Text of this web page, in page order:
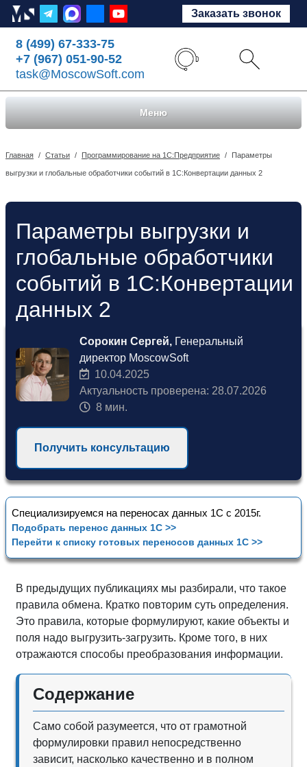
Заказать звонок
8 (499) 67-333-75
+7 (967) 051-90-52
task@MoscowSoft.com
Меню
Главная / Статьи / Программирование на 1С:Предприятие / Параметры
выгрузки и глобальные обработчики событий в 1С:Конвертации данных 2
Параметры выгрузки и
глобальные обработчики
событий в 1С:Конвертации
данных 2
Сорокин Сергей, Генеральный
директор MoscowSoft
10.04.2025
Актуальность проверена: 28.07.2026
8 мин.
Получить консультацию
Специализируемся на переносах данных 1С с 2015г.
Подобрать перенос данных 1С >>
Перейти к списку готовых переносов данных 1С >>
В предыдущих публикациях мы разбирали, что такое
правила обмена. Кратко повторим суть определения.
Это правила, которые формулируют, какие объекты и
поля надо выгрузить-загрузить. Кроме того, в них
отражаются способы преобразования информации.
Содержание
Само собой разумеется, что от грамотной
формулировки правил непосредственно
зависит, насколько качественно и в полном